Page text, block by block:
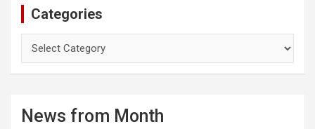
Categories
oNews from Month